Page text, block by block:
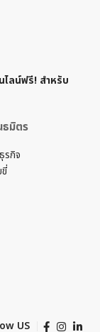
ลน์ฟรี! สำหรับ
ธมิตร
รกิจ
US